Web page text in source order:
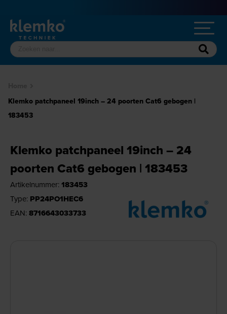
Klemko patchpaneel 19inch – 24 poorten Cat6 gebogen |
183453
Klemko patchpaneel 19inch – 24
poorten Cat6 gebogen | 183453
Artikelnummer: 183453
Type: PP24PO1HEC6
EAN: 8716643033733